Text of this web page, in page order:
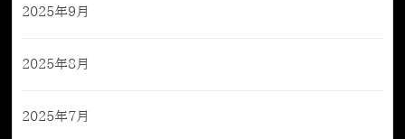
2025年9月
2025年8月
2025年7月